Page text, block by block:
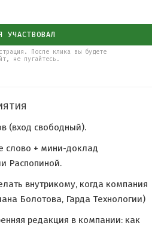
УЧАСТВОВАЛ
После клика вы будете
не пугайтесь.
(вход свободный).
слово + мини-доклад
Распопиной.
внутрикому, когда компания
Болотова, Гарда Технологии)
редакция в компании: как